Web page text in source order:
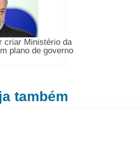
criar Ministério da
plano de governo
também